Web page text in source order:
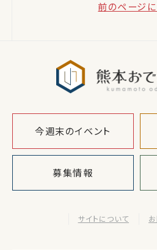
前のページに
今週末のイベント
募集情報
サイトについて